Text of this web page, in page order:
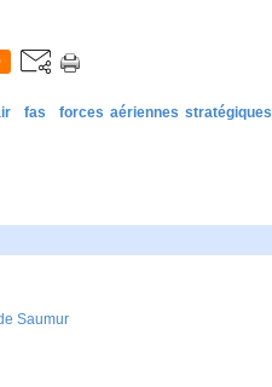
fas forces aériennes stratégiques